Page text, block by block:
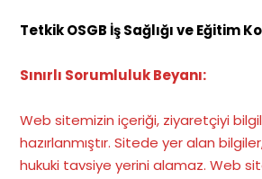
Tetkik OSGB İş Sağlığı ve Eğitim
Sınırlı Sorumluluk Beyanı:
Web sitemizin içeriği, ziyaretçiyi
hazırlanmıştır. Sitede yer alan
hukuki tavsiye yerini alamaz. Web